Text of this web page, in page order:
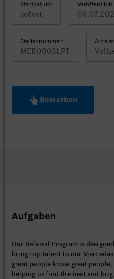
Startdatum:
sofort
Stellennummer:
MER0003LPT
Bewerben
Aufgaben
Our Referral Program is
bring top talent to our
great people know great
helping us find the best and